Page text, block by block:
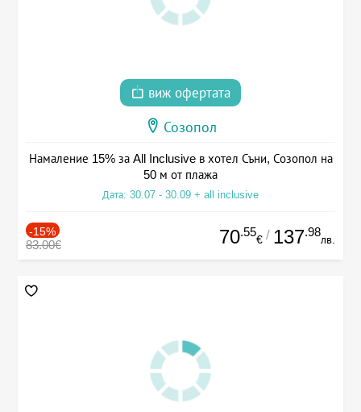
виж офертата
Созопол
Намаление 15% за All Inclusive в хотел Съни, Созопол на
50 м от плажа
Дата: 30.07 - 30.09 + all inclusive
-15%
83.00€ 70.55
€ / 137.98
лв.